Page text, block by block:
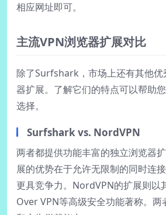
相应网址即可。
主流VPN浏览器扩展对比
除了Surfshark，市场上还有其他优
器扩展。了解它们的特点可以帮助
选择。
Surfshark vs. NordVPN
两者都提供功能丰富的独立浏览器
展的优势在于允许无限制的同时连
更具竞争力。NordVPN的扩展则以
Over VPN等高级安全功能著称。两